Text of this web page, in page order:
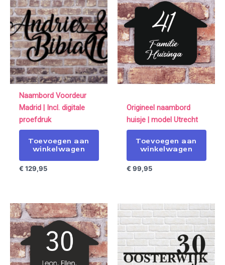
Naambord Voordeur
Madrid | Incl. digitale
proefdruk
Toevoegen aan
winkelwagen
€ 129,95
Origineel naambord
huisje | model Utrecht
Toevoegen aan
winkelwagen
€ 99,95